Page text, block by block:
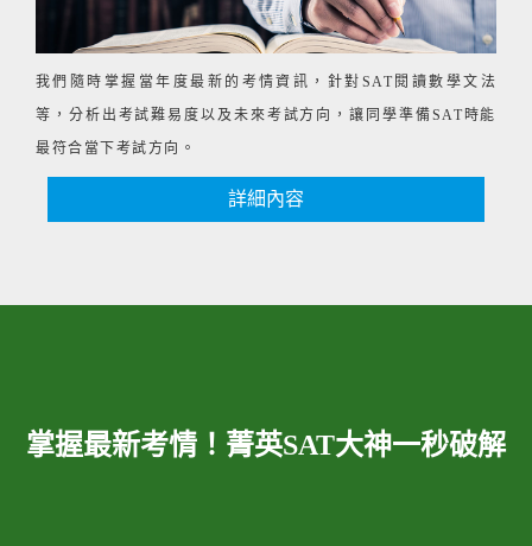
我們隨時掌握當年度最新的考情資訊，針對SAT閱讀數學文法
等，分析出考試難易度以及未來考試方向，讓同學準備SAT時能
最符合當下考試方向。
詳細內容
掌握最新考情！菁英SAT大神一秒破解